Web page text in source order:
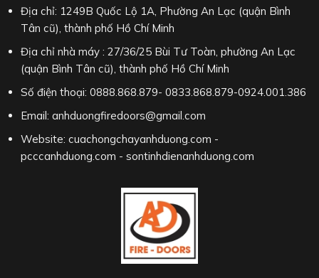
Địa chỉ: 1249B Quốc Lộ 1A, Phường An Lạc (quận Bình
Tân cũ), thành phố Hồ Chí Minh
Địa chỉ nhà máy : 27/36/25 Bùi Tư Toàn, phường An Lạc
(quận Bình Tân cũ), thành phố Hồ Chí Minh
Số điện thoại: 0888.868.879- 0833.868.879-0924.001.386
Email: anhduongfiredoors@gmail.com
Website: cuachongchayanhduong.com -
pcccanhduong.com - sontinhdienanhduong.com